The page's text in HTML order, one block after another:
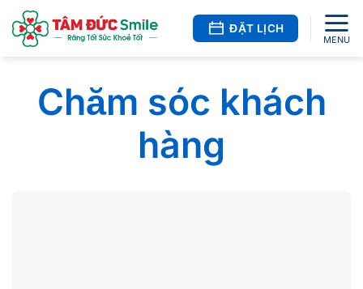
qua
ĐẶT LỊCH
Chăm sóc khách
hàng